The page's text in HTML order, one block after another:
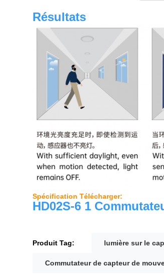
Résultats
Spécification Télécharger:
HD02S-6 1
Produit Tag: lumière sur le
Commutateur de capteur de